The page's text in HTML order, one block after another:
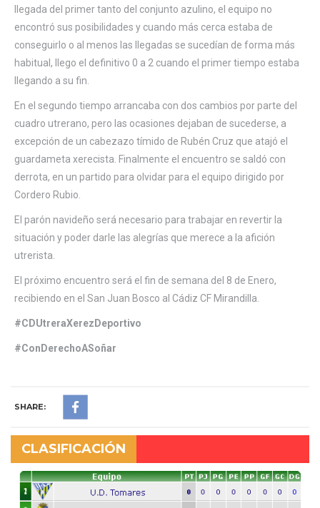
llegada del primer tanto del conjunto azulino, el equipo no
encontró sus posibilidades y cuando más cerca estaba de
conseguirlo o al menos las llegadas se sucedían de forma más
habitual, llego el definitivo 0 a 2 cuando el primer tiempo estaba
llegando a su fin.
En el segundo tiempo arrancaba con dos cambios por parte del
cuadro utrerano, pero las ocasiones dejaban de sucederse, a
excepción de un cabezazo tímido de Rubén Cruz que atajó el
guardameta xerecista. Finalmente el encuentro se saldó con
derrota, en un partido para olvidar para el equipo dirigido por
Cordero Rubio.
El parón navideño será necesario para trabajar en revertir la
situación y poder darle las alegrías que merece a la afición
utrerista.
El próximo encuentro será el fin de semana del 8 de Enero,
recibiendo en el San Juan Bosco al Cádiz CF Mirandilla.
#CDUtreraXerezDeportivo
#ConDerechoASoñar
SHARE:
CLASIFICACIÓN